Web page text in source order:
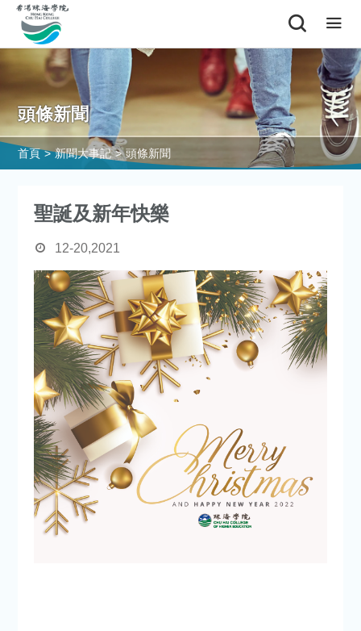
頭條新聞
首頁 > 新聞大事記 > 頭條新聞
聖誕及新年快樂
12-20,2021